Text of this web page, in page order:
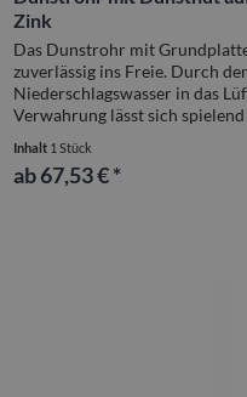
Zink
Das Dunstrohr mit
zuverlässig ins Freie. Durch
Niederschlagswasser in das
Verwahrung lässt sich
Inhalt 1 Stück
ab 67,53 € *